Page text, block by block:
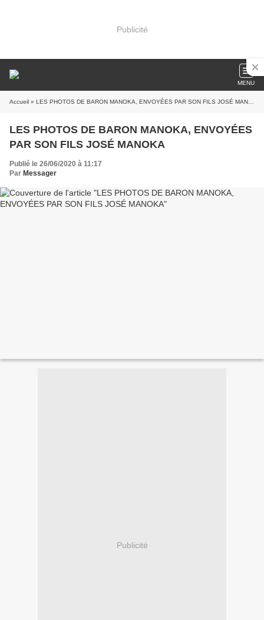
Publicité
MENU
Accueil » LES PHOTOS DE BARON MANOKA, ENVOYÉES PAR SON FILS JOSÉ MANOKA
LES PHOTOS DE BARON MANOKA, ENVOYÉES
PAR SON FILS JOSÉ MANOKA
Publié le 26/06/2020 à 11:17
Par Messager
Publicité